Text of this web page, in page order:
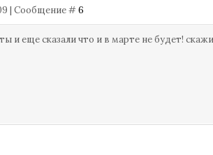
| Сообщение #6
и еще сказали что и в марте не будет!